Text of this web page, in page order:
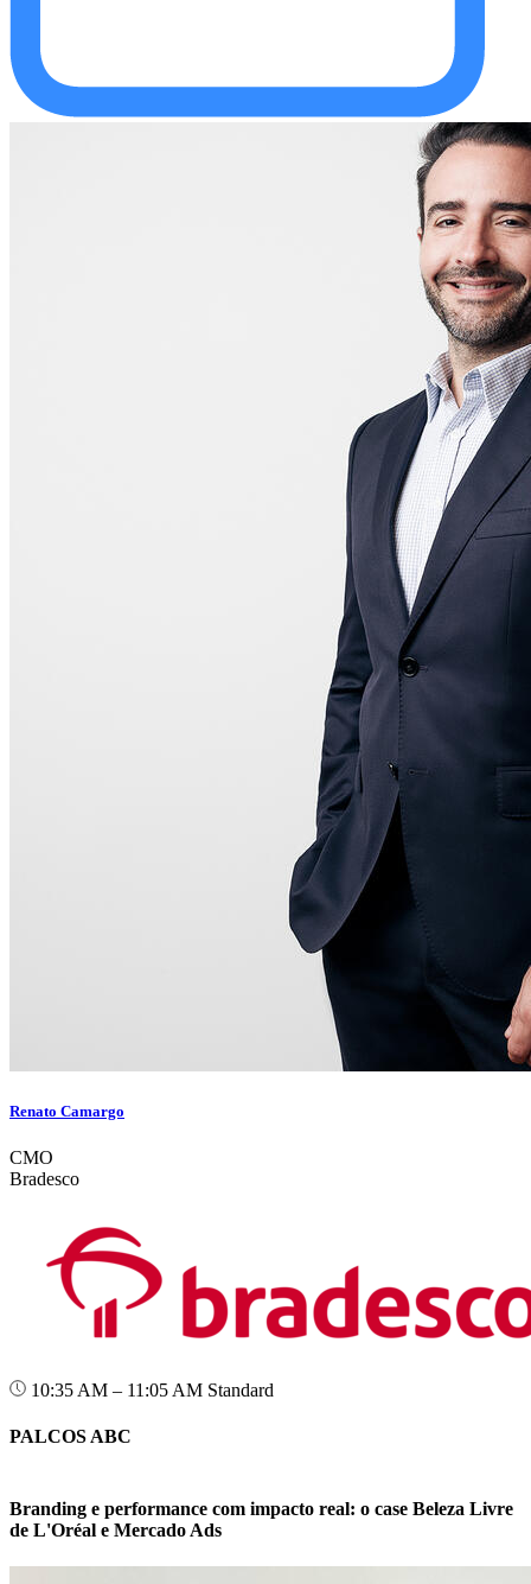
Renato Camargo
CMO
Bradesco
10:35 AM – 11:05 AM Standard
PALCOS ABC
Branding e performance com impacto real: o case Beleza Livre
de L'Oréal e Mercado Ads